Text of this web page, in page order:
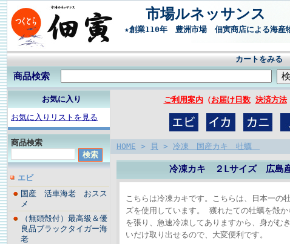
市場ルネッ
★創業110年 豊洲市場 佃寅商店による海産
カートをみる
商品検索
お気に入り
お気に入りリストを見る
商品検索
エビ
国産 活車海老 おスス
メ
（無頭殻付）最高級＆優
良品ブラックタイガー海
老
ご利用案内（お届け日数 決済方法
HOME > 貝 > 冷凍 国産カキ 牡蠣
冷凍カキ ２Lサイズ 広島
こちらは冷凍カキです。こちらは、日本一の
ズを使用しています。 獲れたての牡蠣を殻
を張り、急速冷凍してありますから、身がむ
いだけ取り出せるので、大変便利です。